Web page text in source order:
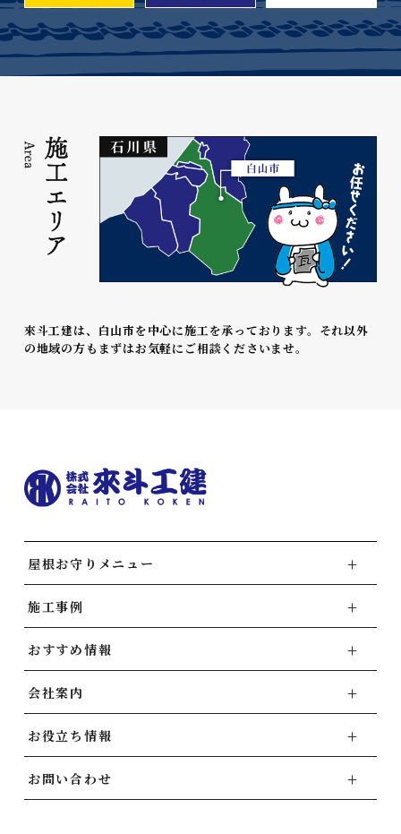
來斗工建は、白山市を中心に施工を承っております。それ以外
の地域の方もまずはお気軽にご相談くださいませ。
屋根お守りメニュー
施工事例
おすすめ情報
会社案内
お役立ち情報
お問い合わせ